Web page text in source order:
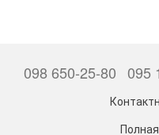
098 650-25-80 095